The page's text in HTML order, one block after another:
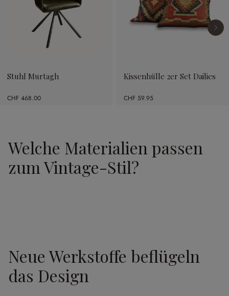
Stuhl Murtagh
CHF 468.00
Kissenhülle 2er Set Dailies
CHF 59.95
Welche Materialien passen
zum Vintage-Stil?
Neue Werkstoffe beflügeln
das Design